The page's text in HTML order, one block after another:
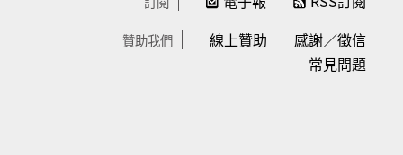
贊助我們 線上贊助
感謝／徵信
常見問題